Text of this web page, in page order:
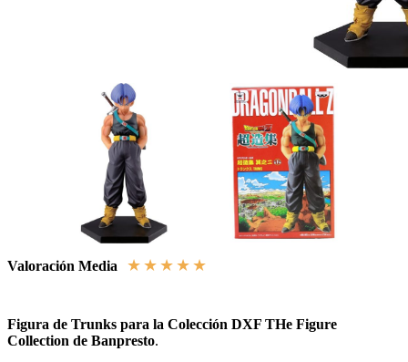
Valoración Media ★ ★ ★ ★ ★
Figura de Trunks para la Colección DXF THe Figure
Collection de Banpresto.